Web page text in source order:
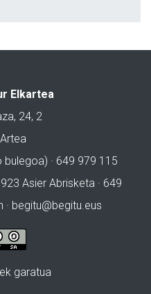
Elkartea
24, 2
· 649 979 115
Asier Abrisketa · 649
· begitu@begitu.eus
garatua